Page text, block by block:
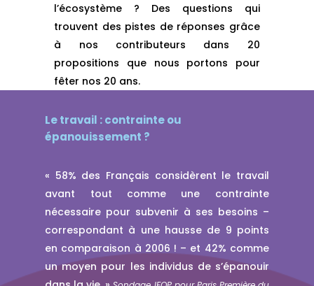
l’écosystème ? Des questions qui
trouvent des pistes de réponses grâce
à nos contributeurs dans 20
propositions que nous portons pour
fêter nos 20 ans.
Le travail : contrainte ou
épanouissement ?
« 58% des Français considèrent le travail
avant tout comme une contrainte
nécessaire pour subvenir à ses besoins –
correspondant à une hausse de 9 points
en comparaison à 2006 ! – et 42% comme
un moyen pour les individus de s’épanouir